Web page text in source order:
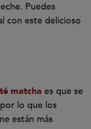
Puedes
con este delicioso
té matcha es que se
lo que los
están más